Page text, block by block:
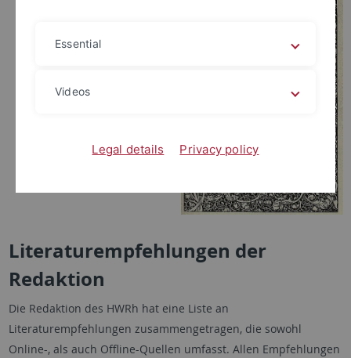
Literaturempfehlungen der
Redaktion
Die Redaktion des HWRh hat eine Liste an
Literaturempfehlungen zusammengetragen, die sowohl
Online-, als auch Offline-Quellen umfasst. Allen Empfehlungen
Essential
Videos
Legal details Privacy policy